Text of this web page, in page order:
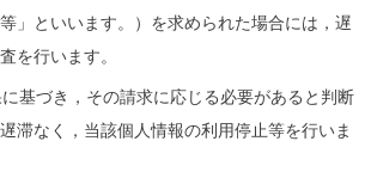
」といいます。）を求められた場合には，遅
を行います。
基づき，その請求に応じる必要があると判断
滞なく，当該個人情報の利用停止等を行いま